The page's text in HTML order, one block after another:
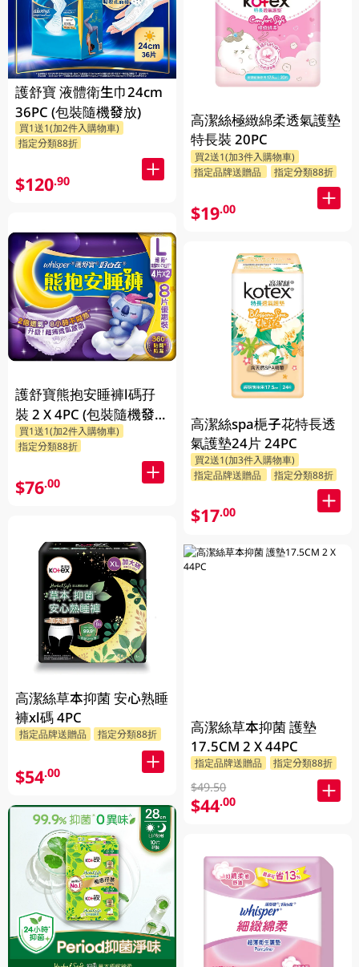
護舒寶 液體衛生巾24cm
36PC (包裝隨機發放)
買1送1(加2件入購物車)
指定分類88折
$120.90
護舒寶熊抱安睡褲l碼孖
裝 2 X 4PC (包裝隨機發
放)
買1送1(加2件入購物車)
指定分類88折
$76.00
高潔絲草本抑菌 安心熟睡
褲xl碼 4PC
指定品牌送贈品 指定分類88折
$54.00
高潔絲極緻綿柔透氣護墊
特長裝 20PC
買2送1(加3件入購物車)
指定品牌送贈品
指定分類88折
$19.00
高潔絲spa梔子花特長透
氣護墊24片 24PC
買2送1(加3件入購物車)
指定品牌送贈品
指定分類88折
$17.00
高潔絲草本抑菌 護墊
17.5CM 2 X 44PC
指定品牌送贈品 指定分類88折
$49.50
$44.00